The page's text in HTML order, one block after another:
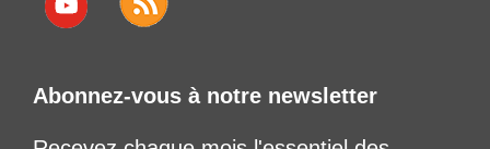
Abonnez-vous à notre newsletter